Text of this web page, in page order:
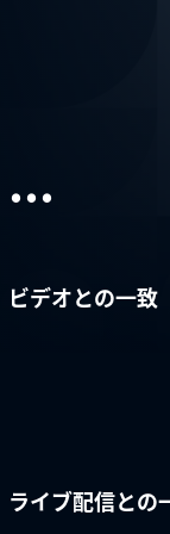
...
ビデオとの一致
ライブ配信との